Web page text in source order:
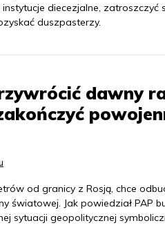
diecezjalne, zatroszczyć
duszpasterzy.
dawny
od granicy z Rosją, chce
światowej. Jak powiedział PAP
sytuacji geopolitycznej